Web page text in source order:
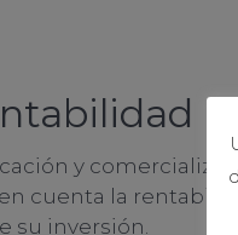
y
cuenta la
su inversión.